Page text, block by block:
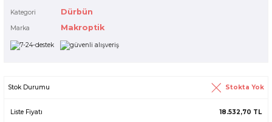
Kategori Dürbün
Marka Makroptik
Stok Durumu Stokta Yok
Liste Fiyatı
18.532,70 TL